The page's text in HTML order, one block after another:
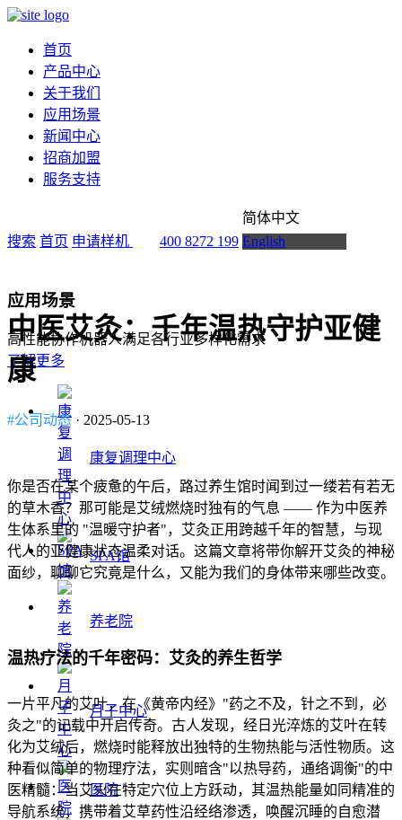
首页
产品中心
关于我们
应用场景
新闻中心
招商加盟
服务支持
搜索 首页 申请样机 400 8272 199
简体中文
English
应用场景
高性能协作机器人满足各行业多样化需求
了解更多
康复调理中心
SPA馆
养老院
月子中心
医院
中医艾灸：千年温热守护亚健
康
#公司动态 · 2025-05-13
你是否在某个疲惫的午后，路过养生馆时闻到过一缕若有若无
的草木香？那可能是艾绒燃烧时独有的气息 —— 作为中医养
生体系里的 "温暖守护者"，艾灸正用跨越千年的智慧，与现
代人的亚健康状态温柔对话。这篇文章将带你解开艾灸的神秘
面纱，聊聊它究竟是什么，又能为我们的身体带来哪些改变。
温热疗法的千年密码：艾灸的养生哲学
一片平凡的艾叶，在《黄帝内经》"药之不及，针之不到，必
灸之"的记载中开启传奇。古人发现，经日光淬炼的艾叶在转
化为艾绒后，燃烧时能释放出独特的生物热能与活性物质。这
种看似简单的物理疗法，实则暗含"以热导药，通络调衡"的中
医精髓：当艾火在特定穴位上方跃动，其温热能量如同精准的
导航系统，携带着艾草药性沿经络渗透，唤醒沉睡的自愈潜